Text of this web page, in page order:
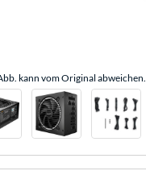
kann vom Original abweichen.